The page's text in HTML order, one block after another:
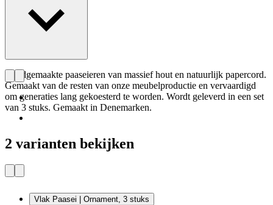
Handgemaakte paaseieren van massief hout en natuurlijk papercord.
Gemaakt van de resten van onze meubelproductie en vervaardigd
om generaties lang gekoesterd te worden. Wordt geleverd in een set
van 3 stuks. Gemaakt in Denemarken.
2 varianten bekijken
Vlak Paasei | Ornament, 3 stuks